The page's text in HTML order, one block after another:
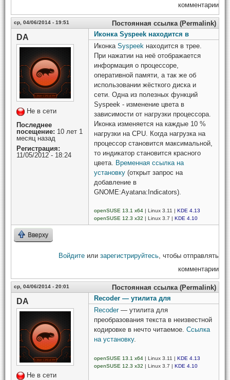
комментарии
ср, 04/06/2014 - 19:51 Постоянная ссылка (Permalink)
DA
Не в сети
Последнее
посещение: 10 лет 1
месяц назад
Регистрация:
11/05/2012 - 18:24
Иконка Syspeek находится в
Иконка Syspeek находится в трее.
При нажатии на неё отображается
информация о процессоре,
оперативной памяти, а так же об
использовании жёсткого диска и
сети. Одна из полезных функций
Syspeek - изменение цвета в
зависимости от нагрузки процессора.
Иконка изменяется на каждые 10 %
нагрузки на CPU. Когда нагрузка на
процессор становится максимальной,
то индикатор становится красного
цвета. Временная ссылка на
установку (открыт запрос на
добавление в
GNOME:Ayatana:Indicators).
openSUSE 13.1 x64 | Linux 3.11 | KDE 4.13
openSUSE 12.3 x32 | Linux 3.7 | KDE 4.10
Вверху
Войдите или зарегистрируйтесь, чтобы отправлять
комментарии
ср, 04/06/2014 - 20:01 Постоянная ссылка (Permalink)
DA
Не в сети
Recoder — утилита для
Recoder— утилита для
преобразования текста в неизвестной
кодировке в нечто читаемое. Ссылка
на установку.
openSUSE 13.1 x64 | Linux 3.11 | KDE 4.13
openSUSE 12.3 x32 | Linux 3.7 | KDE 4.10